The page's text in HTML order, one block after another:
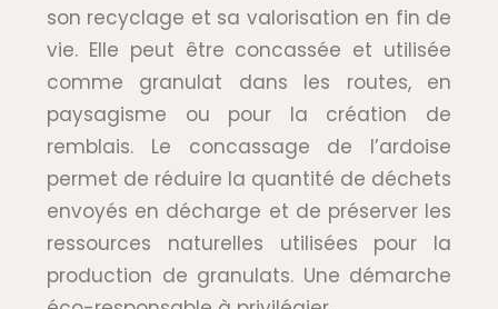
son recyclage et sa valorisation en fin de
vie. Elle peut être concassée et utilisée
comme granulat dans les routes, en
paysagisme ou pour la création de
remblais. Le concassage de l’ardoise
permet de réduire la quantité de déchets
envoyés en décharge et de préserver les
ressources naturelles utilisées pour la
production de granulats. Une démarche